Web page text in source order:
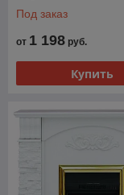
Под заказ
от 1 198 руб.
Купить